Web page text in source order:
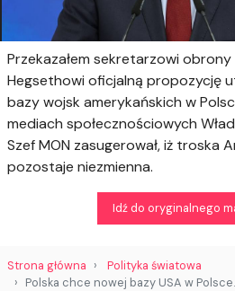
Przekazałem sekretarzowi obrony
Hegsethowi oficjalną propozycję
bazy wojsk amerykańskich w
mediach społecznościowych
Szef MON zasugerował, iż troska
pozostaje niezmienna.
Idź do oryginalnego
Strona główna
Polityka światowa
Polska chce nowej bazy USA w